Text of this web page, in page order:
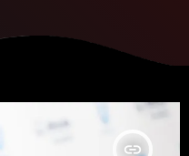
insert_link